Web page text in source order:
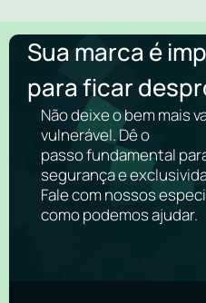
Sua marca é
para ficar
Não deixe o bem mais
vulnerável. Dê o
passo fundamental
segurança e
Fale com nossos
como podemos ajudar.